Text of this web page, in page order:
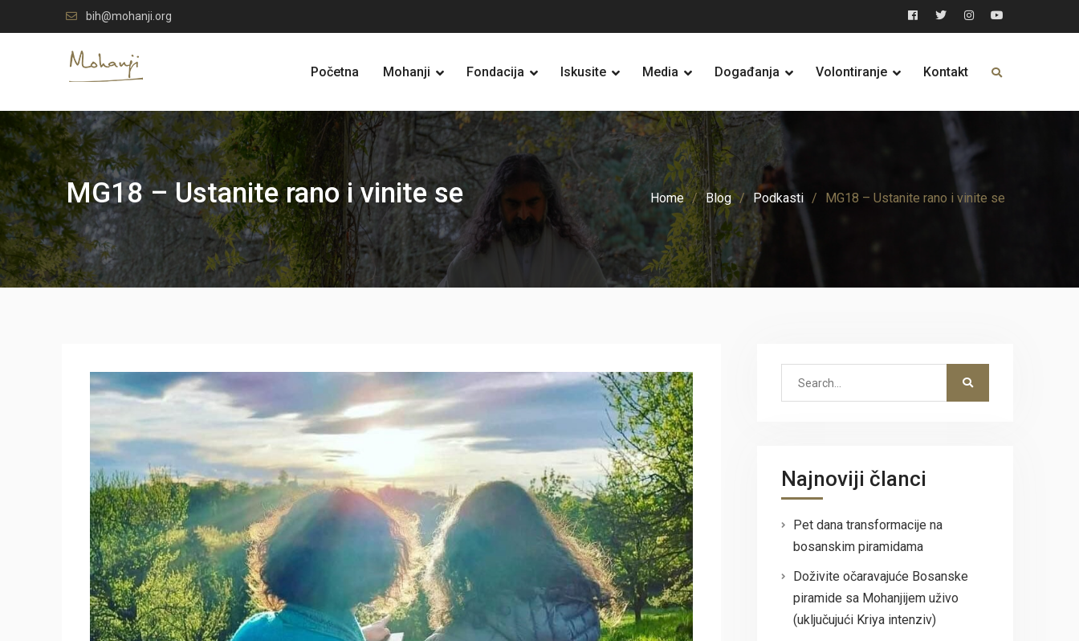
to
bih@mohanji.org
Facebook
TwitterInstagram
YouTube
Početna Mohanji Fondacija Iskusite Media Događanja Volontiranje Kontakt
MG18 – Ustanite rano i vinite se Home Blog Podkasti MG18 – Ustanite rano i vinite se
Najnoviji članci
Pet dana transformacije na
bosanskim piramidama
Doživite očaravajuće Bosanske
piramide sa Mohanjijem uživo
(uključujući Kriya intenziv)